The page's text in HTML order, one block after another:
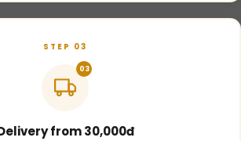
STEP 03
03
from 30,000đ